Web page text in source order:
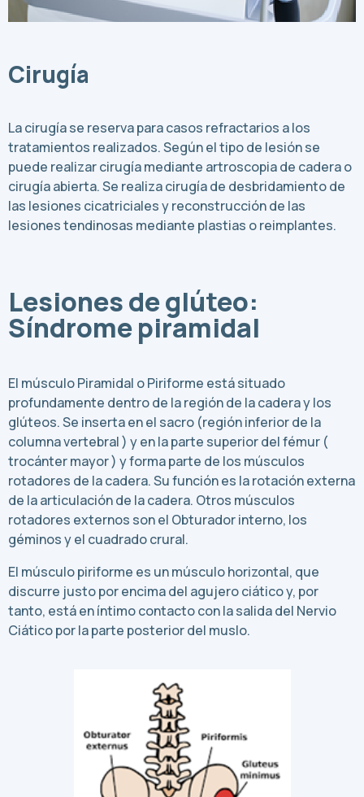
Cirugía
La cirugía se reserva para casos refractarios a los
tratamientos realizados. Según el tipo de lesión se
puede realizar cirugía mediante artroscopia de cadera o
cirugía abierta. Se realiza cirugía de desbridamiento de
las lesiones cicatriciales y reconstrucción de las
lesiones tendinosas mediante plastias o reimplantes.
Lesiones de glúteo:
Síndrome piramidal
El músculo Piramidal o Piriforme está situado
profundamente dentro de la región de la cadera y los
glúteos. Se inserta en el sacro (región inferior de la
columna vertebral ) y en la parte superior del fémur (
trocánter mayor ) y forma parte de los músculos
rotadores de la cadera. Su función es la rotación externa
de la articulación de la cadera. Otros músculos
rotadores externos son el Obturador interno, los
géminos y el cuadrado crural.
El músculo piriforme es un músculo horizontal, que
discurre justo por encima del agujero ciático y, por
tanto, está en íntimo contacto con la salida del Nervio
Ciático por la parte posterior del muslo.